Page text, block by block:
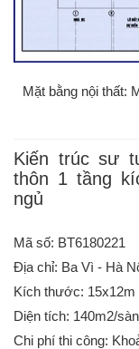
Mặt bằng nội thất:
Kiến trúc sư
thôn 1 tầng
ngủ
Mã số: BT6180221
Địa chỉ: Ba Vì - Hà
Kích thước: 15x12m
Diện tích: 140m2/sàn
Chi phí thi công: